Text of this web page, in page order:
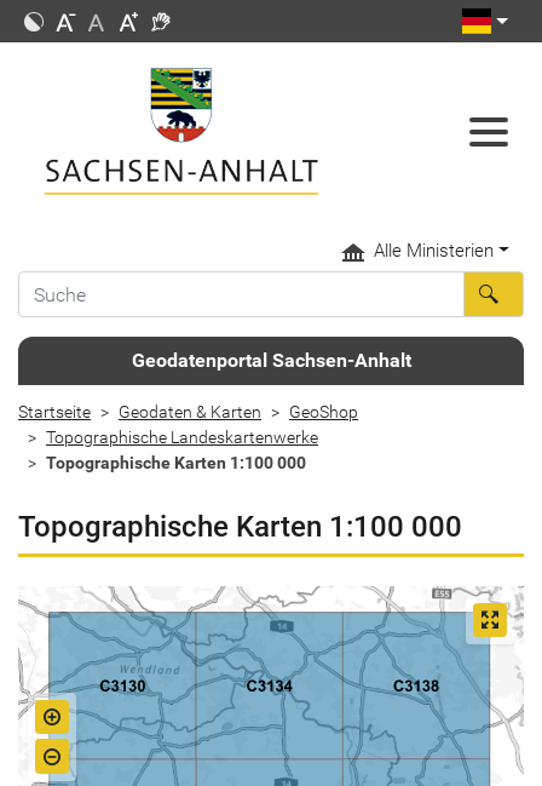
Alle Ministerien
Geodatenportal Sachsen-Anhalt
Startseite Geodaten & Karten
GeoShop
Topographische Landeskartenwerke
Topographische Karten 1:100 000
Topographische Karten 1:100 000